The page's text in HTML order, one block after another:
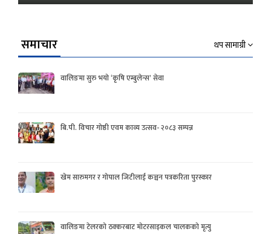
समाचार थप सामाग्री
वालिङमा सुरु भयो ‘कृषि एम्बुलेन्स’ सेवा
बि.पी. विचार गोष्ठी एवम काव्य उत्सव- २०८३ सम्पन्न
खेम सारुमगर र गोपाल जिटीलाई कञ्चन पत्रकरिता पुरस्कार
वालिङमा टेलरको ठक्करबाट मोटरसाइकल चालकको मृत्यु